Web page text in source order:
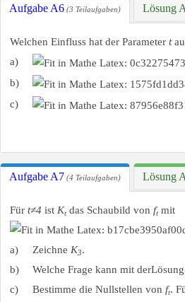
Aufgabe A6 (3 Teilaufgaben) Lösung
Welchen Einfluss hat der Parameter t
a)
b)
c)
Aufgabe A7 (4 Teilaufgaben) Lösung
Für t≠4 ist Kt das Schaubild von ft mit
a)
Zeichne K3.
b)
Welche Frage kann mit
c)
Bestimme die Nullstellen von ft.